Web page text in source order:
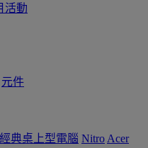
活動
元件
典桌上型電腦 Nitro Acer